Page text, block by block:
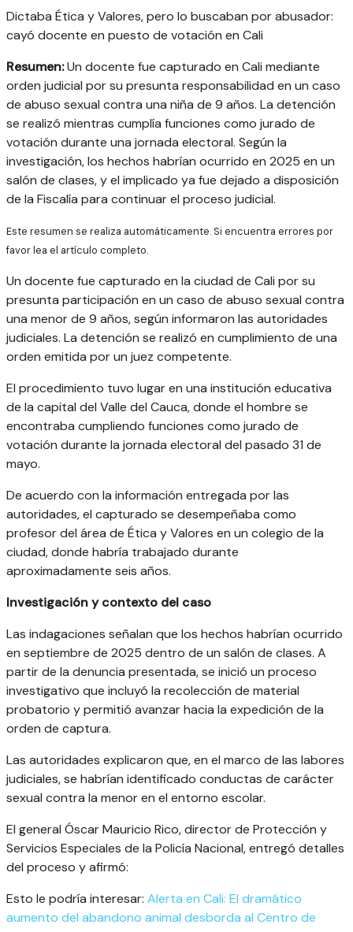
Dictaba Ética y Valores, pero lo buscaban por abusador:
cayó docente en puesto de votación en Cali
Resumen:Un docente fue capturado en Cali mediante
orden judicial por su presunta responsabilidad en un caso
de abuso sexual contra una niña de 9 años. La detención
se realizó mientras cumplía funciones como jurado de
votación durante una jornada electoral. Según la
investigación, los hechos habrían ocurrido en 2025 en un
salón de clases, y el implicado ya fue dejado a disposición
de la Fiscalía para continuar el proceso judicial.
Este resumen se realiza automáticamente. Si encuentra errores por
favor lea el artículo completo.
Un docente fue capturado en la ciudad de Cali por su
presunta participación en un caso de abuso sexual contra
una menor de 9 años, según informaron las autoridades
judiciales. La detención se realizó en cumplimiento de una
orden emitida por un juez competente.
El procedimiento tuvo lugar en una institución educativa
de la capital del Valle del Cauca, donde el hombre se
encontraba cumpliendo funciones como jurado de
votación durante la jornada electoral del pasado 31 de
mayo.
De acuerdo con la información entregada por las
autoridades, el capturado se desempeñaba como
profesor del área de Ética y Valores en un colegio de la
ciudad, donde habría trabajado durante
aproximadamente seis años.
Investigación y contexto del caso
Las indagaciones señalan que los hechos habrían ocurrido
en septiembre de 2025 dentro de un salón de clases. A
partir de la denuncia presentada, se inició un proceso
investigativo que incluyó la recolección de material
probatorio y permitió avanzar hacia la expedición de la
orden de captura.
Las autoridades explicaron que, en el marco de las labores
judiciales, se habrían identificado conductas de carácter
sexual contra la menor en el entorno escolar.
El general Óscar Mauricio Rico, director de Protección y
Servicios Especiales de la Policía Nacional, entregó detalles
del proceso y afirmó:
Esto le podría interesar: Alerta en Cali: El dramático
aumento del abandono animal desborda al Centro de